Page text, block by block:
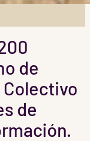
de
de